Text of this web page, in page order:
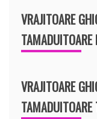
VRAJITOARE
TAMADUITOARE
VRAJITOARE